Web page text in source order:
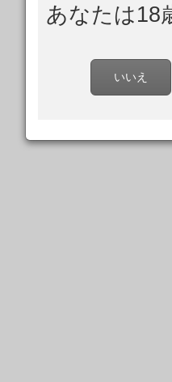
あなたは18
いいえ